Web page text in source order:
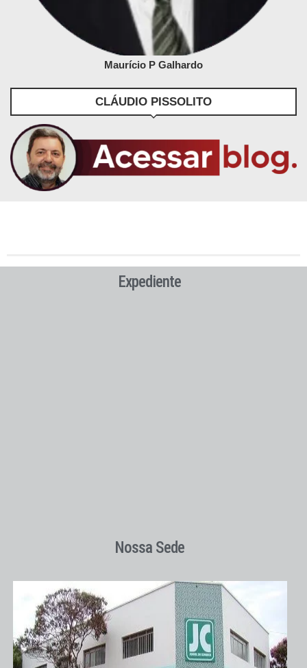
Maurício P Galhardo
CLÁUDIO PISSOLITO
Expediente
Nossa Sede